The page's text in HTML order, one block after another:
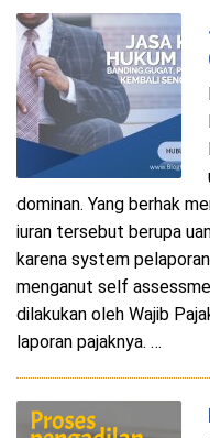
dominan. Yang berhak
iuran tersebut berupa
karena system
menganut self
dilakukan oleh Wajib
laporan pajaknya. …